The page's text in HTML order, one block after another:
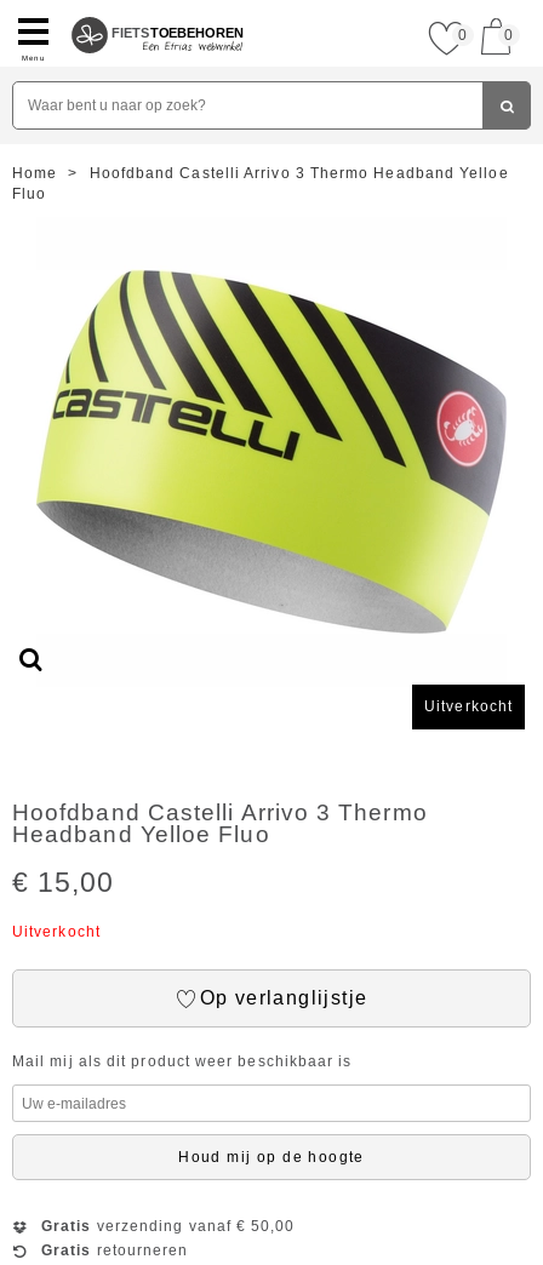
Menu
FIETSTOEBEHOREN 0 0
Home >
Hoofdband Castelli Arrivo 3 Thermo Headband Yelloe
Fluo
Uitverkocht
Hoofdband Castelli Arrivo 3 Thermo
Headband Yelloe Fluo
€ 15,00
Uitverkocht
Op verlanglijstje
Mail mij als dit product weer beschikbaar is
Houd mij op de hoogte
Gratis verzending vanaf € 50,00
Gratis retourneren